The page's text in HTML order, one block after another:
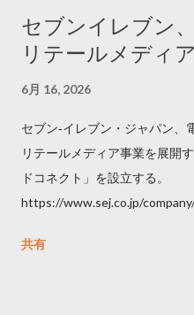
セブンイレブン
リテールメディ
6月 16, 2026
セブン‐イレブン・ジャパン、
リテールメディア事業を展開
ドコネクト」を設立する。
https://www.sej.co.jp/
共有